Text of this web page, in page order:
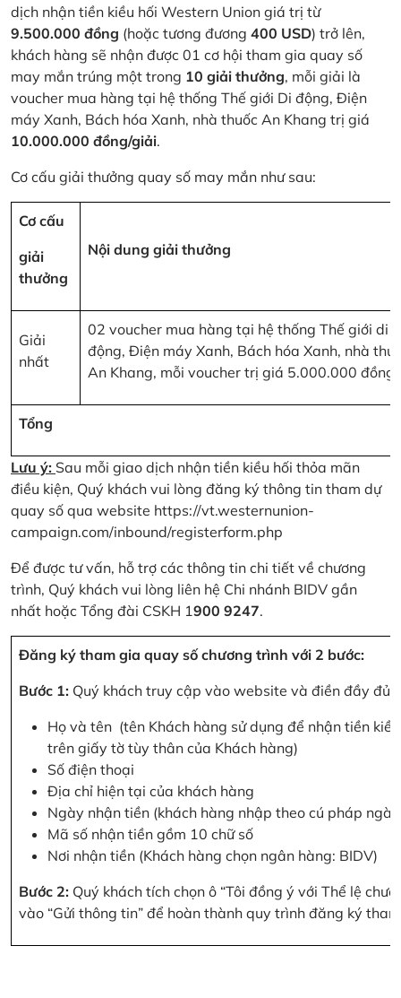
dịch nhận tiền kiều hối Western Union giá trị từ
9.500.000 đồng (hoặc tương đương 400 USD) trở lên,
khách hàng sẽ nhận được 01 cơ hội tham gia quay số
may mắn trúng một trong 10 giải thưởng, mỗi giải là
voucher mua hàng tại hệ thống Thế giới Di động, Điện
máy Xanh, Bách hóa Xanh, nhà thuốc An Khang trị giá
10.000.000 đồng/giải.
Cơ cấu giải thưởng quay số may mắn như sau:
Cơ cấu
giải
thưởng
Nội dung giải thưởng
Giải
nhất
02 voucher mua hàng tại hệ thống Thế giới di
động, Điện máy Xanh, Bách hóa Xanh, nhà
An Khang, mỗi voucher trị giá 5.000.000 đồng
Tổng
Lưu ý: Sau mỗi giao dịch nhận tiền kiều hối thỏa mãn
điều kiện, Quý khách vui lòng đăng ký thông tin tham dự
quay số qua website https://vt.westernunion-
campaign.com/inbound/registerform.php
Để được tư vấn, hỗ trợ các thông tin chi tiết về chương
trình, Quý khách vui lòng liên hệ Chi nhánh BIDV gần
nhất hoặc Tổng đài CSKH 1900 9247.
Đăng ký tham gia quay số chương trình với 2 bước:
Bước 1: Quý khách truy cập vào website và điền đầy đủ
Họ và tên (tên Khách hàng sử dụng để nhận tiền
trên giấy tờ tùy thân của Khách hàng)
Số điện thoại
Địa chỉ hiện tại của khách hàng
Ngày nhận tiền (khách hàng nhập theo cú pháp
Mã số nhận tiền gồm 10 chữ số
Nơi nhận tiền (Khách hàng chọn ngân hàng: BIDV)
Bước 2: Quý khách tích chọn ô “Tôi đồng ý với Thể lệ
vào “Gửi thông tin” để hoàn thành quy trình đăng ký